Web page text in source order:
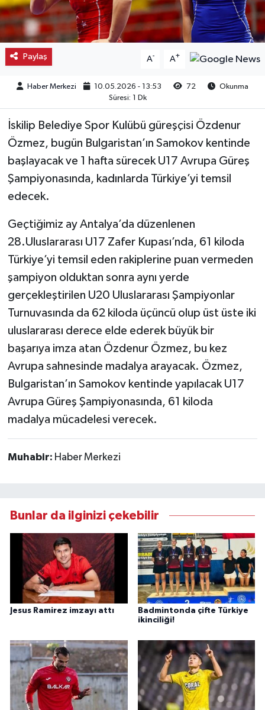
Paylaş A- A+
Haber Merkezi 10.05.2026 - 13:53 72
Okunma
Süresi: 1 Dk
İskilip Belediye Spor Kulübü güreşçisi Özdenur
Özmez, bugün Bulgaristan’ın Samokov kentinde
başlayacak ve 1 hafta sürecek U17 Avrupa Güreş
Şampiyonasında, kadınlarda Türkiye’yi temsil
edecek.
Geçtiğimiz ay Antalya’da düzenlenen
28.Uluslararası U17 Zafer Kupası’nda, 61 kiloda
Türkiye’yi temsil eden rakiplerine puan vermeden
şampiyon olduktan sonra aynı yerde
gerçekleştirilen U20 Uluslararası Şampiyonlar
Turnuvasında da 62 kiloda üçüncü olup üst üste iki
uluslararası derece elde ederek büyük bir
başarıya imza atan Özdenur Özmez, bu kez
Avrupa sahnesinde madalya arayacak. Özmez,
Bulgaristan’ın Samokov kentinde yapılacak U17
Avrupa Güreş Şampiyonasında, 61 kiloda
madalya mücadelesi verecek.
Muhabir: Haber Merkezi
Bunlar da ilginizi çekebilir
Jesus Ramirez imzayı attı
Badmintonda çifte Türkiye
ikinciliği!
Kargı
Laçin
Mecitözü
Oğuzlar
Ortaköy
Osmancık
Sungurlu
Uğurludağ
Sağlık